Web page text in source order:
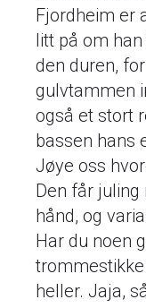
Fjordheim er
litt på om
den duren,
gulvtammen
også et stort
bassen hans
Jøye oss
Den får
hånd, og
Har du noen
trommestikke
heller. Jaja,